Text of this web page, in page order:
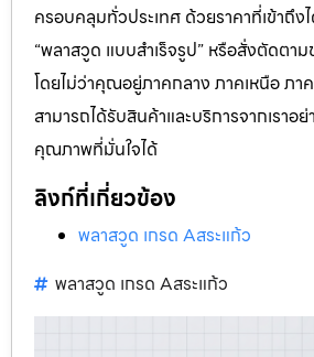
ครอบคลุมทั่วประเทศ ด้วยราคาที่เข้าถึ
“พลาสวูด แบบสำเร็จรูป” หรือสั่งตัดตา
โดยไม่ว่าคุณอยู่ภาคกลาง ภาคเหนือ ภา
สามารถได้รับสินค้าและบริการจากเราอ
คุณภาพที่มั่นใจได้
ลิงก์ที่เกี่ยวข้อง
พลาสวูด เกรด Aสระแก้ว
พลาสวูด เกรด Aสระแก้ว